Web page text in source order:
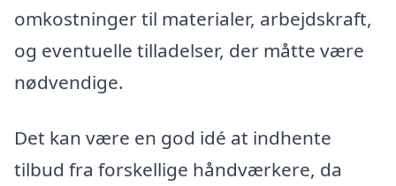
omkostninger til materialer, arbejdskraft,
og eventuelle tilladelser, der måtte være
nødvendige.
Det kan være en god idé at indhente
tilbud fra forskellige håndværkere, da